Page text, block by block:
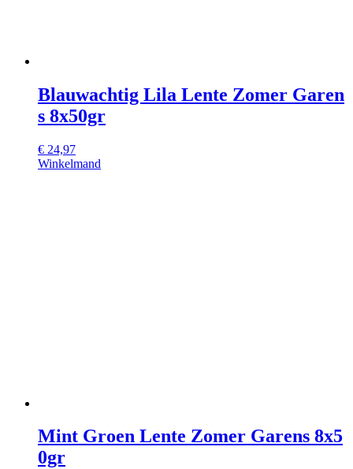
Blauwachtig Lila Lente Zomer Garen
s 8x50gr
€ 24,97
Winkelmand
Mint Groen Lente Zomer Garens 8x5
0gr